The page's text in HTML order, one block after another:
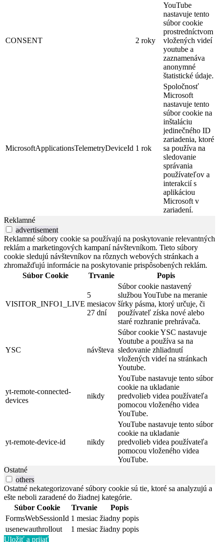
CONSENT 2 roky
YouTube
nastavuje tento
súbor cookie
prostredníctvom
vložených videí
youtube a
zaznamenáva
anonymné
štatistické údaje.
MicrosoftApplicationsTelemetryDeviceId 1 rok
Spoločnosť
Microsoft
nastavuje tento
súbor cookie na
inštaláciu
jedinečného ID
zariadenia, ktoré
sa používa na
sledovanie
správania
používateľov a
interakcií s
aplikáciou
Microsoft v
zariadení.
Reklamné
advertisement
Reklamné súbory cookie sa používajú na poskytovanie relevantných
reklám a marketingových kampaní návštevníkom. Tieto súbory
cookie sledujú návštevníkov na rôznych webových stránkach a
zhromažďujú informácie na poskytovanie prispôsobených reklám.
Súbor Cookie
Trvanie Popis
VISITOR_INFO1_LIVE
5
mesiacov
27 dní
Súbor cookie nastavený
službou YouTube na meranie
šírky pásma, ktorý určuje, či
používateľ získa nové alebo
staré rozhranie prehrávača.
YSC návšteva
Súbor cookie YSC nastavuje
Youtube a používa sa na
sledovanie zhliadnutí
vložených videí na stránkach
Youtube.
yt-remote-connected-
devices
nikdy
YouTube nastavuje tento súbor
cookie na ukladanie
predvolieb videa používateľa
pomocou vloženého videa
YouTube.
yt-remote-device-id nikdy
YouTube nastavuje tento súbor
cookie na ukladanie
predvolieb videa používateľa
pomocou vloženého videa
YouTube.
Ostatné
others
Ostatné nekategorizované súbory cookie sú tie, ktoré sa analyzujú a
ešte neboli zaradené do žiadnej kategórie.
Súbor Cookie
Trvanie
Popis
FormsWebSessionId 1 mesiac žiadny popis
usenewauthrollout
1 mesiac žiadny popis
Uložiť a prijať